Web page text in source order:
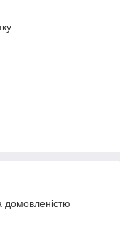
домовленістю